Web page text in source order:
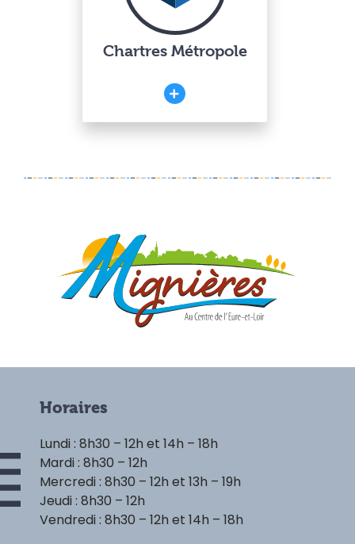
Chartres Métropole
Horaires
Lundi : 8h30 – 12h et 14h – 18h
Mardi : 8h30 – 12h
Mercredi : 8h30 – 12h et 13h – 19h
Jeudi : 8h30 – 12h
Vendredi : 8h30 – 12h et 14h – 18h